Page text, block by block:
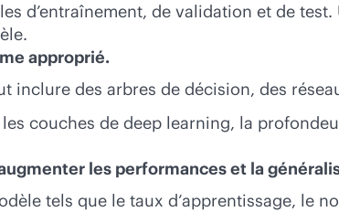
d’entraînement, de validation et de
approprié.
inclure des arbres de décision, des
couches de deep learning, la
les performances et la
tels que le taux d’apprentissage, le